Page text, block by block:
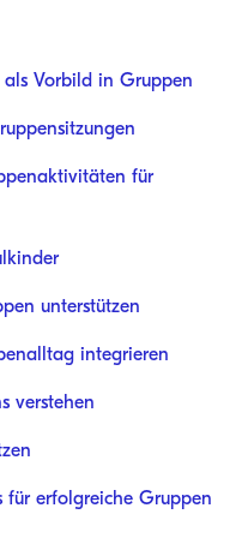
Vorbild in Gruppen
für
unterstützen
integrieren
verstehen
für erfolgreiche Gruppen